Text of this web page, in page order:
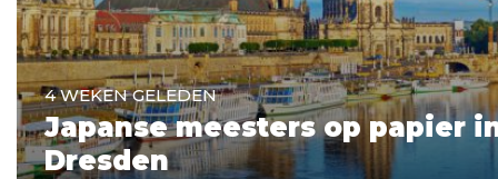
4 WEKEN GELEDEN
Japanse meesters op papier
Dresden